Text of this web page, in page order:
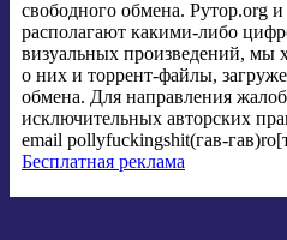
свободного обмена. Рутор.org
располагают какими-либо
визуальных произведений, мы
о них и торрент-файлы,
обмена. Для направления
исключительных авторских
email pollyfuckingshit(гав-
Бесплатная реклама